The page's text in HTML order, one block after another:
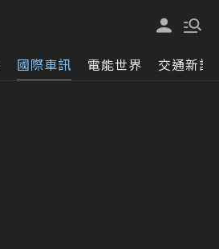
國際車訊 電能世界 交通新訊